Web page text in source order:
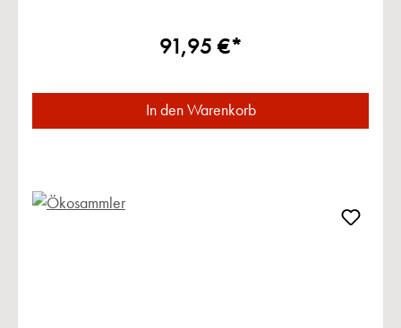
91,95 €*
In den Warenkorb